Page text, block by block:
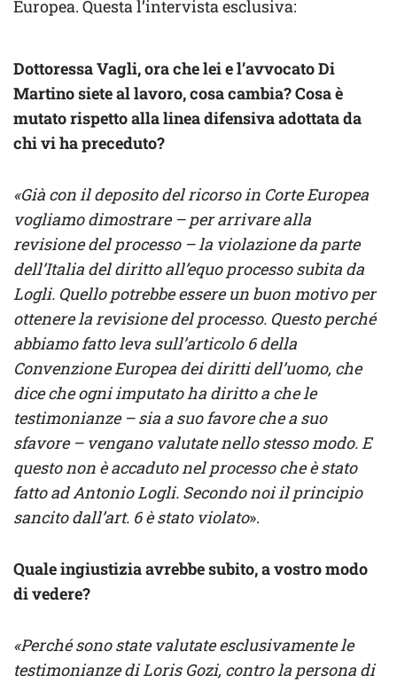
Europea. Questa l’intervista esclusiva:
Dottoressa Vagli, ora che lei e l’avvocato Di
Martino siete al lavoro, cosa cambia? Cosa è
mutato rispetto alla linea difensiva adottata da
chi vi ha preceduto?
«Già con il deposito del ricorso in Corte Europea
vogliamo dimostrare – per arrivare alla
revisione del processo – la violazione da parte
dell’Italia del diritto all’equo processosubita da
Logli. Quello potrebbe essere un buon motivo per
ottenere la revisione del processo. Questo perché
abbiamo fatto leva sull’articolo 6 della
Convenzione Europea dei diritti dell’uomo, che
dice che ogni imputato ha diritto a che le
testimonianze – sia a suo favore che a suo
sfavore – vengano valutate nello stesso modo. E
questo non è accaduto nel processo che è stato
fatto ad Antonio Logli. Secondo noi il principio
sancito dall’art. 6 è stato violato».
Quale ingiustizia avrebbe subito, a vostro modo
di vedere?
«Perché sono state valutate esclusivamente le
testimonianze di Loris Gozi, contro la persona di